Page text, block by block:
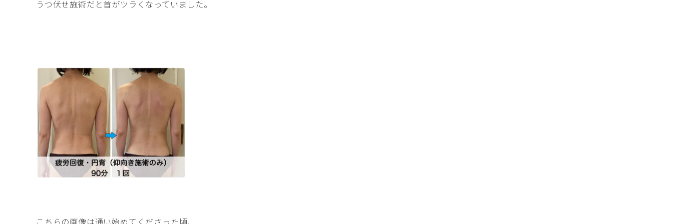
うつ伏せ施術だと首がツラくなっていました。